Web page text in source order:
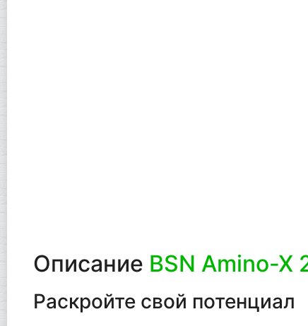
Описание BSN Amino-X
Раскройте свой потенциал